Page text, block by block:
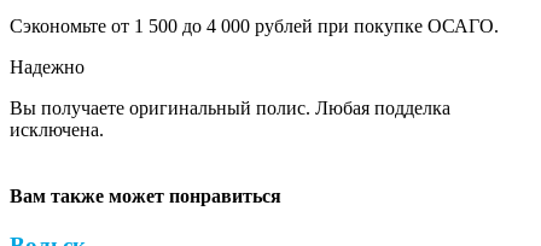
Сэкономьте от 1 500 до 4 000 рублей при покупке ОСАГО.
Надежно
Вы получаете оригинальный полис. Любая подделка
исключена.
Вам также может понравиться